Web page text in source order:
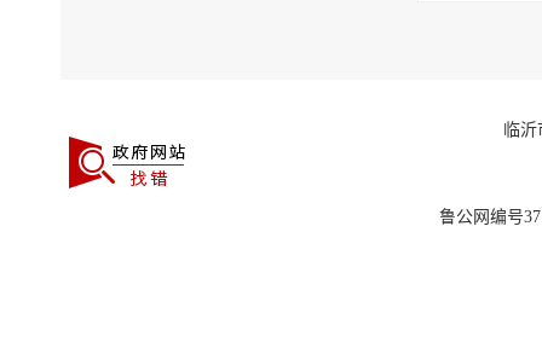
临
鲁公网编号